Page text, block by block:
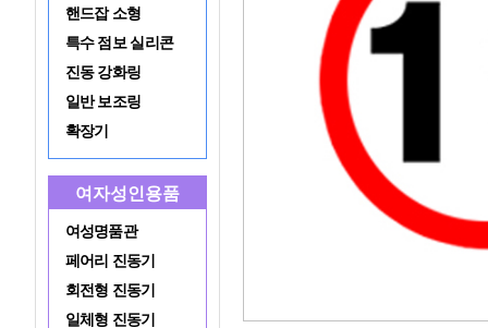
핸드잡 소형
특수 점보 실리콘
진동 강화링
일반 보조링
확장기
여자성인용품
여성명품관
페어리 진동기
회전형 진동기
일체형 진동기